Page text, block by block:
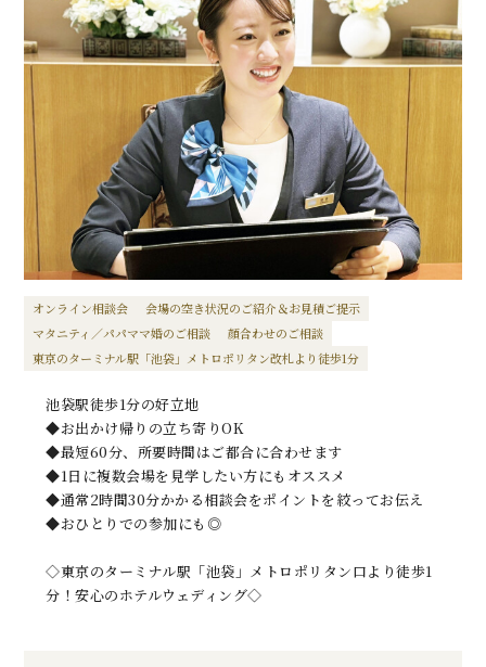
オンライン相談会
会場の空き状況のご紹介＆お見積ご提示
マタニティ／パパママ婚のご相談
顔合わせのご相談
東京のターミナル駅「池袋」メトロポリタン改札より徒歩1分
池袋駅徒歩1分の好立地
◆お出かけ帰りの立ち寄りOK
◆最短60分、所要時間はご都合に合わせます
◆1日に複数会場を見学したい方にもオススメ
◆通常2時間30分かかる相談会をポイントを絞ってお伝え
◆おひとりでの参加にも◎
◇東京のターミナル駅「池袋」メトロポリタン口より徒歩1
分！安心のホテルウェディング◇